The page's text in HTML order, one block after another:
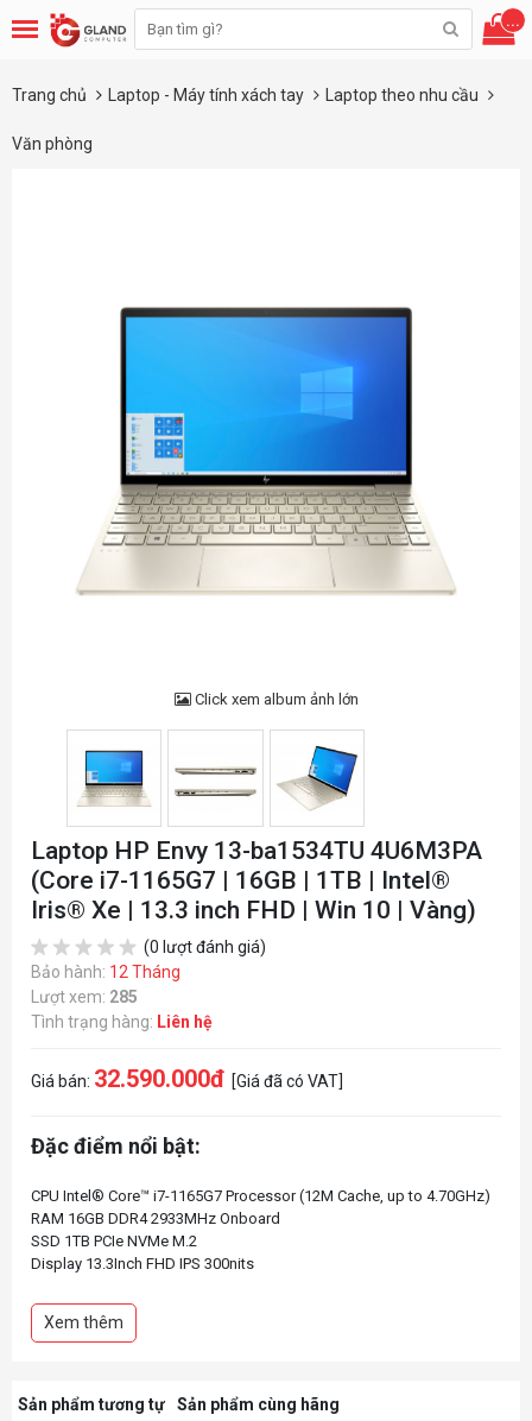
...
Trang chủ Laptop - Máy tính xách tay Laptop theo nhu cầu
Văn phòng
Click xem album ảnh lớn
Laptop HP Envy 13-ba1534TU 4U6M3PA
(Core i7-1165G7 | 16GB | 1TB | Intel®
Iris® Xe | 13.3 inch FHD | Win 10 | Vàng)
(0 lượt đánh giá)
Bảo hành: 12 Tháng
Lượt xem: 285
Tình trạng hàng: Liên hệ
Giá bán: 32.590.000đ [Giá đã có VAT]
Đặc điểm nổi bật:
CPU Intel® Core™ i7-1165G7 Processor (12M Cache, up to 4.70GHz)
RAM 16GB DDR4 2933MHz Onboard
SSD 1TB PCIe NVMe M.2
Display 13.3Inch FHD IPS 300nits
Pin 3Cell 51WHrs
Color Gold (Vàng)
Weight 1.30 kg
Xem thêm
Sản phẩm tương tự Sản phẩm cùng hãng